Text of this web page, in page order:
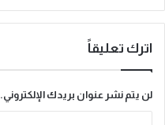
اترك تعليقاً
لن يتم نشر عنوان بريدك الإلكتروني.